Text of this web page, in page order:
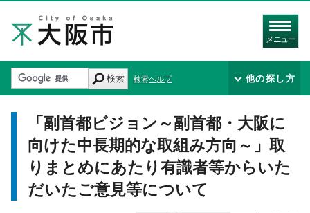
メニュー
検索 検索ヘルプ 他の探し方
「副首都ビジョン～副首都・大阪に
向けた中長期的な取組み方向～」取
りまとめにあたり有識者等からいた
だいたご意見等について